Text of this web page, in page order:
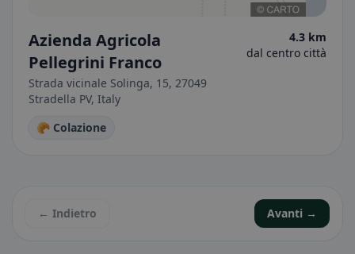
Azienda Agricola
Pellegrini Franco
Strada vicinale Solinga, 15, 27049
Stradella PV, Italy
4.3 km
dal centro città
🥐 Colazione
← Indietro Avanti →